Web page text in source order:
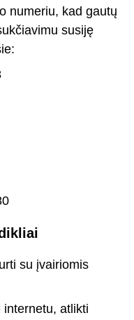
numeriu, kad gautų
susiję
su įvairiomis
atlikti